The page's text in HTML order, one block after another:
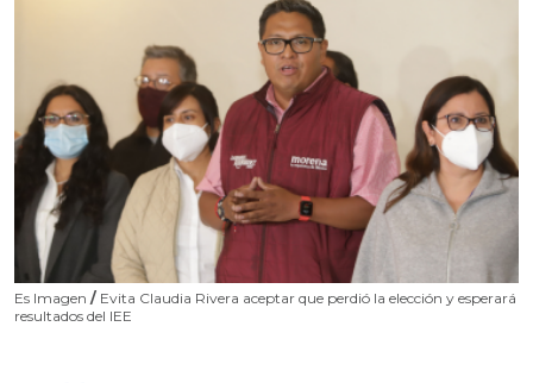
Es Imagen / Evita Claudia Rivera aceptar que perdió la elección y esperará
resultados del IEE